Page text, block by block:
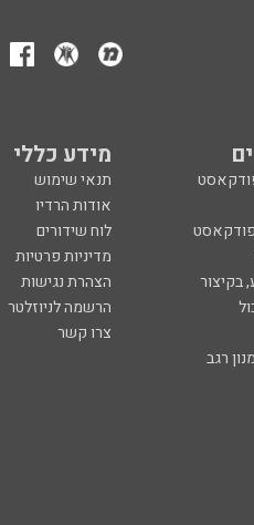
מידע כללי
תנאי שימוש
אודות הרדיו
לוח שידורים
מדיניות פרטיות
בקיצור
הצהרת נגישות
הרשמה לניוזלטר
צרו קשר
רגב